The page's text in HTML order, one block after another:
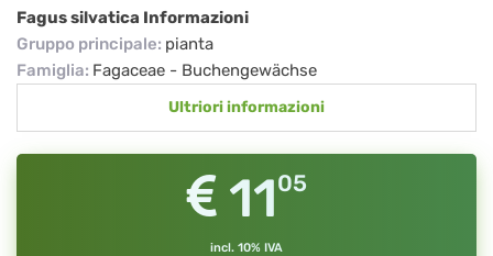
Fagus silvatica Informazioni
Gruppo principale: pianta
Famiglia: Fagaceae - Buchengewächse
Ultriori informazioni
1105
incl. 10% IVA